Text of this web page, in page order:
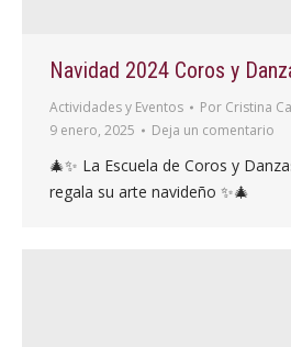
Navidad 2024 Coros y
Actividades y Eventos Por Cristina
9 enero, 2025
Deja un comentario
🎄✨ La Escuela de Coros y
regala su arte navideño ✨🎄